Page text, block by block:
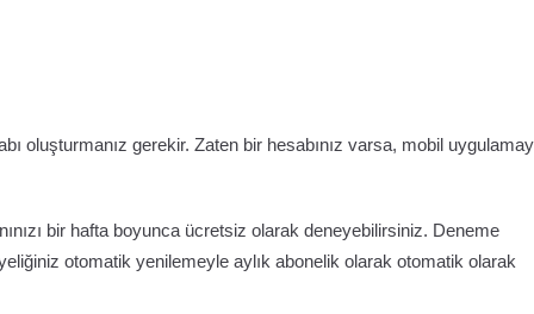
oluşturmanız gerekir. Zaten bir hesabınız varsa, mobil
bir hafta boyunca ücretsiz olarak deneyebilirsiniz. Deneme
otomatik yenilemeyle aylık abonelik olarak otomatik olarak